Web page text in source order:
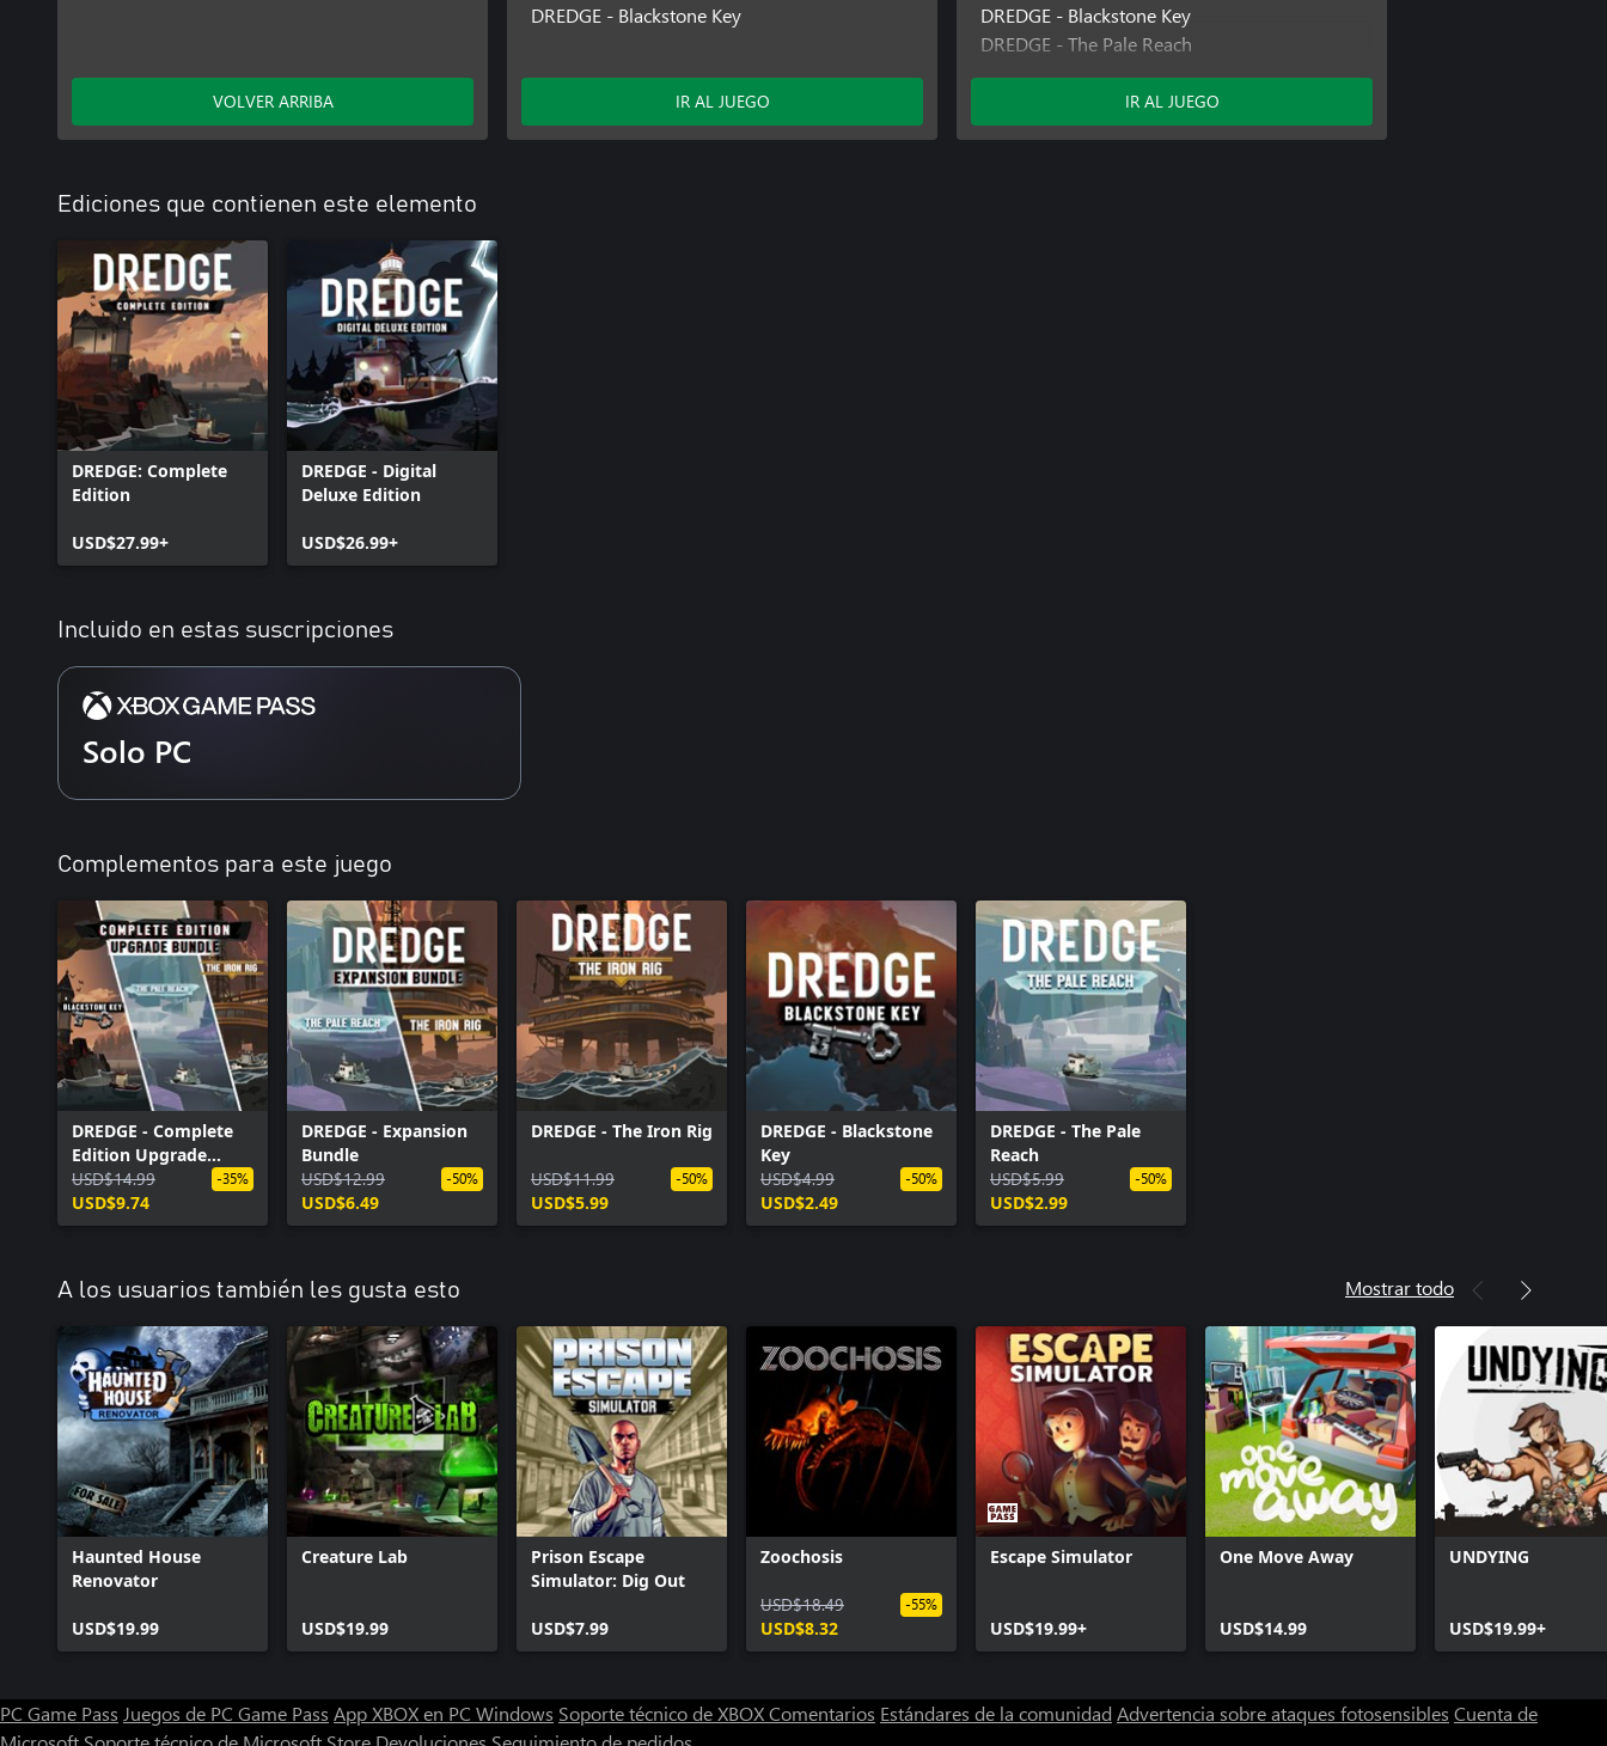
VOLVER ARRIBA
DREDGE - Blackstone Key
IR AL JUEGO
DREDGE - Blackstone Key
DREDGE - The Pale Reach
DREDGE - The Iron Rig
IR AL JUEGO
Ediciones que contienen este elemento
DREDGE: Complete
Edition
USD$27.99+
DREDGE - Digital
Deluxe Edition
USD$26.99+
Incluido en estas suscripciones
Solo PC
Complementos para este juego
DREDGE - Complete
Edition Upgrade
Bundle
USD$14.99
USD$9.74
-35%
DREDGE - Expansion
Bundle
USD$12.99
USD$6.49
-50%
DREDGE - The Iron Rig
USD$11.99
USD$5.99
-50%
DREDGE - Blackstone
Key
USD$4.99
USD$2.49
-50%
DREDGE - The Pale
Reach
USD$5.99
USD$2.99
-50%
A los usuarios también les gusta esto Mostrar todo
Haunted House
Renovator
USD$19.99
Creature Lab
USD$19.99
Prison Escape
Simulator: Dig Out
USD$7.99
Zoochosis
USD$18.49
USD$8.32
-55%
Escape Simulator
USD$19.99+
One Move Away
USD$14.99
UNDYING
USD$19.99+
PC Game Pass Juegos de PC Game Pass App XBOX en PC Windows Soporte técnico de XBOXComentarios Estándares de la comunidad Advertencia sobre ataques fotosensibles Cuenta de